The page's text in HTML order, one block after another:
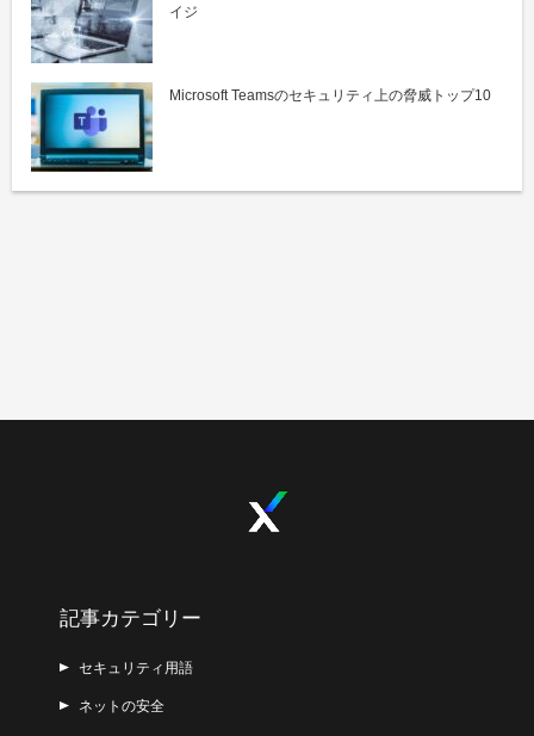
イジ
Microsoft Teamsのセキュリティ上の脅威トップ10
記事カテゴリー
セキュリティ用語
ネットの安全